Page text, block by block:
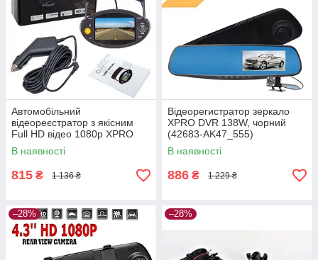
Автомобільний
відеореєстратор з якісним
Full HD відео 1080p XPRO
PM-P10 (GR- 124_393)
В наявності
815 ₴ 1 136 ₴
Відеорегистратор зеркало
XPRO DVR 138W, чорний
(42683-AK47_555)
В наявності
886 ₴ 1 229 ₴
–28% –28%